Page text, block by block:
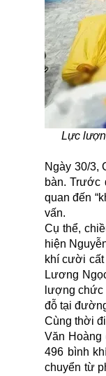
Lực
Ngày 30/3,
bàn. Trước
quan đến
vấn.
Cụ thể,
hiện
khí cười
Lương
lượng
đỗ tại
Cùng thời
Văn Hoàng
496 bình
chuyển từ